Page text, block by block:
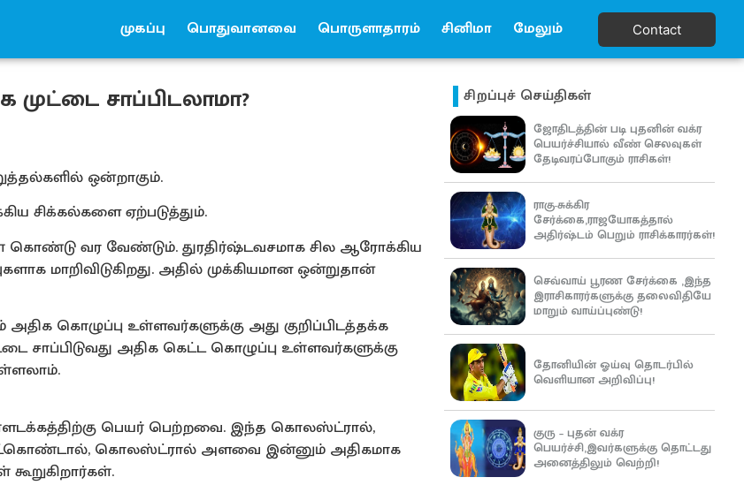
முகப்பு பொதுவானவை பொருளாதாரம் சினிமா மேலும் Contact
முட்டை சாப்பிடலாமா?
ஒன்றாகும்.
சிக்கல்களை ஏற்படுத்தும்.
வர வேண்டும். துரதிர்ஷ்டவசமாக சில ஆரோக்கிய
மாறிவிடுகிறது. அதில் முக்கியமான ஒன்றுதான்
கொழுப்பு உள்ளவர்களுக்கு அது குறிப்பிடத்தக்க
சாப்பிடுவது அதிக கெட்ட கொழுப்பு உள்ளவர்களுக்கு
பெயர் பெற்றவை. இந்த கொலஸ்ட்ரால்,
கொலஸ்ட்ரால் அளவை இன்னும் அதிகமாக
சிறப்புச் செய்திகள்
ஜோதிடத்தின் படி புதனின் வக்ர
பெயர்ச்சியால் வீண் செலவுகள்
தேடிவரப்போகும் ராசிகள்!
ராகு-சுக்கிர
சேர்க்கை,ராஜயோகத்தால்
அதிர்ஷ்டம் பெறும் ராசிக்காரர்கள்!
செவ்வாய் பூரண சேர்க்கை ,இந்த
இராசிகாரர்களுக்கு தலைவிதியே
மாறும் வாய்ப்புண்டு!
தோனியின் ஓய்வு தொடர்பில்
வெளியான அறிவிப்பு!
குரு – புதன் வக்ர
பெயர்ச்சி,இவர்களுக்கு தொட்டது
அனைத்திலும் வெற்றி!